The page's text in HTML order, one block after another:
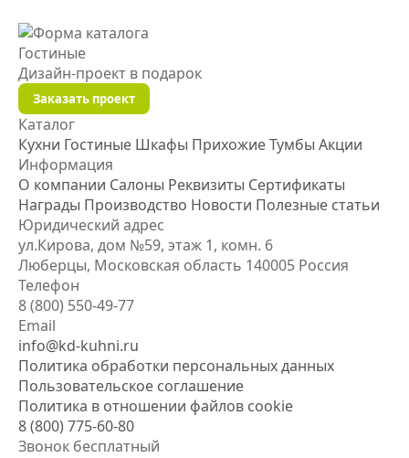
Гостиные
Дизайн-проект в подарок
Заказать проект
Каталог
Кухни Гостиные Шкафы ПрихожиеТумбы Акции
Информация
О компании Салоны Реквизиты Сертификаты
Награды Производство Новости Полезные статьи
Юридический адрес
ул.Кирова, дом №59, этаж 1, комн. 6
Люберцы, Московская область 140005 Россия
Телефон
8 (800) 550-49-77
Email
info@kd-kuhni.ru
Политика обработки персональных данных
Пользовательское соглашение
Политика в отношении файлов cookie
8 (800) 775-60-80
Звонок бесплатный